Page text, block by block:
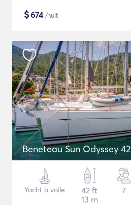
$674/nuit
Beneteau Sun Odyssey 42
Yacht à voile
42 ft
13 m
7